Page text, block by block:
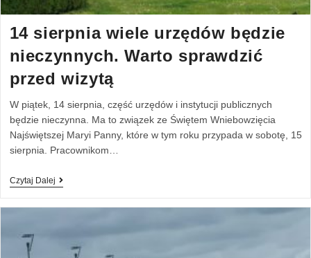
14 sierpnia wiele urzędów będzie
nieczynnych. Warto sprawdzić
przed wizytą
W piątek, 14 sierpnia, część urzędów i instytucji publicznych
będzie nieczynna. Ma to związek ze Świętem Wniebowzięcia
Najświętszej Maryi Panny, które w tym roku przypada w sobotę, 15
sierpnia. Pracownikom…
Czytaj Dalej